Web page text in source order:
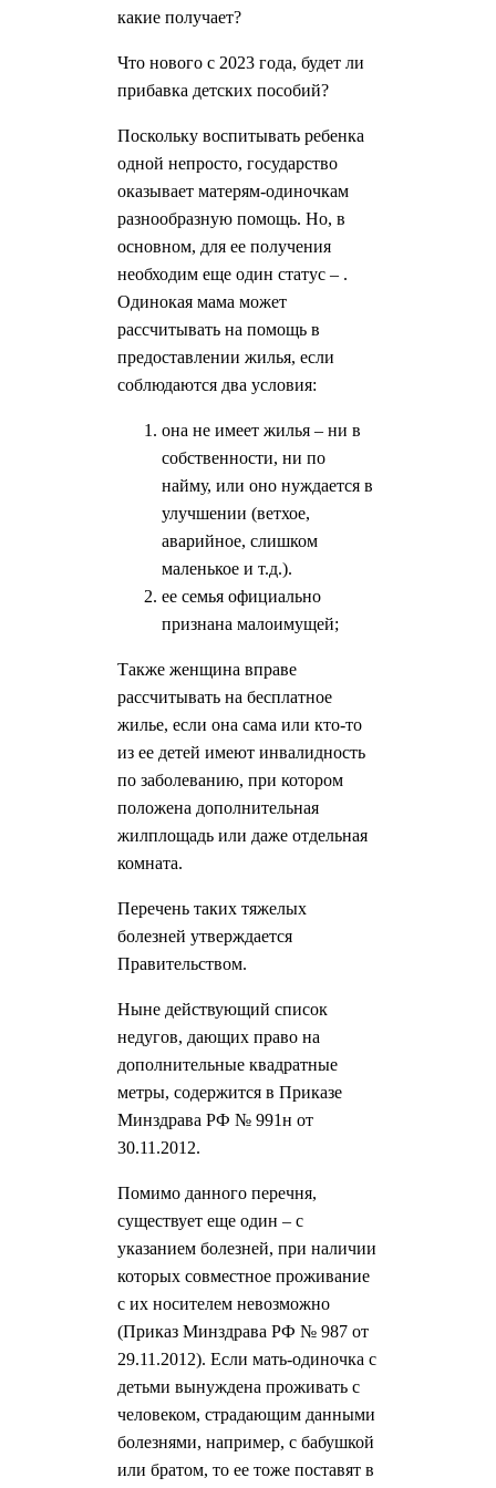
какие получает?
Что нового с 2023 года, будет ли
прибавка детских пособий?
Поскольку воспитывать ребенка
одной непросто, государство
оказывает матерям-одиночкам
разнообразную помощь. Но, в
основном, для ее получения
необходим еще один статус – .
Одинокая мама может
рассчитывать на помощь в
предоставлении жилья, если
соблюдаются два условия:
она не имеет жилья – ни в
собственности, ни по
найму, или оно нуждается в
улучшении (ветхое,
аварийное, слишком
маленькое и т.д.).
ее семья официально
признана малоимущей;
Также женщина вправе
рассчитывать на бесплатное
жилье, если она сама или кто-то
из ее детей имеют инвалидность
по заболеванию, при котором
положена дополнительная
жилплощадь или даже отдельная
комната.
Перечень таких тяжелых
болезней утверждается
Правительством.
Ныне действующий список
недугов, дающих право на
дополнительные квадратные
метры, содержится в Приказе
Минздрава РФ № 991н от
30.11.2012.
Помимо данного перечня,
существует еще один – с
указанием болезней, при наличии
которых совместное проживание
с их носителем невозможно
(Приказ Минздрава РФ № 987 от
29.11.2012). Если мать-одиночка с
детьми вынуждена проживать с
человеком, страдающим данными
болезнями, например, с бабушкой
или братом, то ее тоже поставят в